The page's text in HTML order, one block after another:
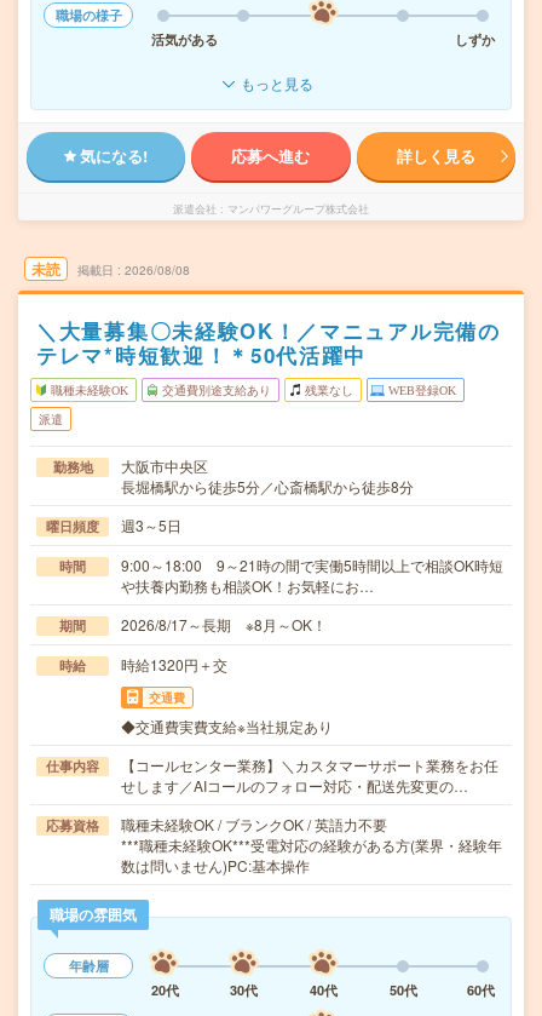
職場の様子
活気がある
しずか
もっと見る
気になる! 応募へ進む 詳しく見る
派遣会社 マンパワーグループ株式会社
未読 掲載日 2026/08/08
＼大量募集〇未経験OK！／マニュアル完備の
テレマ*時短歓迎！＊50代活躍中
職種未経験OK 交通費別途支給あり 残業なし WEB登録OK
派遣
勤務地
大阪市中央区
長堀橋駅から徒歩5分／心斎橋駅から徒歩8分
曜日頻度 週3～5日
時間
9:00～18:00 9～21時の間で実働5時間以上で相談OK時短
や扶養内勤務も相談OK！お気軽にお…
期間 2026/8/17～長期 ※8月～OK！
時給 時給1320円＋交
交通費
◆交通費実費支給※当社規定あり
仕事内容
【コールセンター業務】＼カスタマーサポート業務をお任
せします／AIコールのフォロー対応・配送先変更の…
応募資格
職種未経験OK / ブランクOK / 英語力不要
***職種未経験OK***受電対応の経験がある方(業界・経験年
数は問いません)PC:基本操作
職場の雰囲気
年齢層
20代
30代 40代 50代
60代